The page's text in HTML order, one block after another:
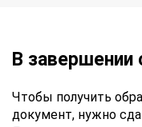
В завершении
Чтобы получить
документ, нужно